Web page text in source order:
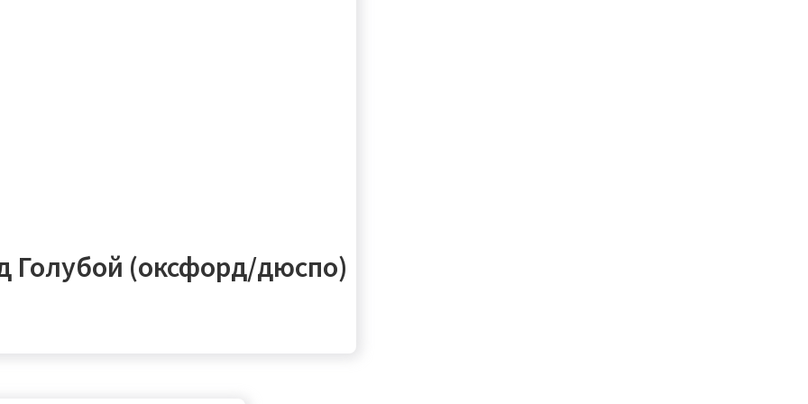
Голубой (оксфорд/дюспо)